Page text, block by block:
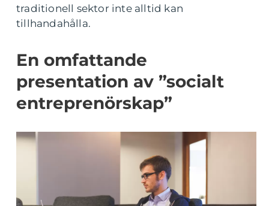
traditionell sektor inte alltid kan
tillhandahålla.
En omfattande
presentation av ”socialt
entreprenörskap”